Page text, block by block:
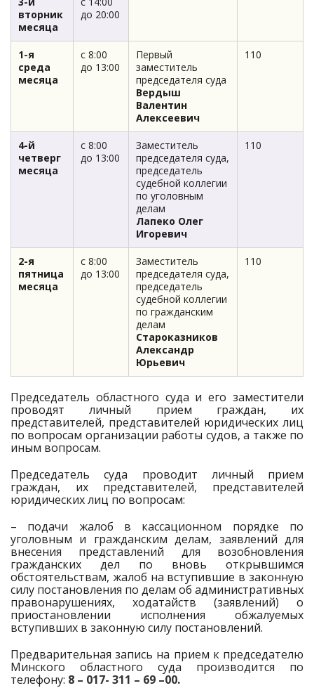
вторник
месяца
до 20:00
1-я
среда
месяца
с 8:00
до 13:00
Первый
заместитель
председателя суда
Вердыш
Валентин
Алексеевич
110
4-й
четверг
месяца
с 8:00
до 13:00
Заместитель
председателя суда,
председатель
судебной коллегии
по уголовным
делам
Лапеко Олег
Игоревич
110
2-я
пятница
месяца
с 8:00
до 13:00
Заместитель
председателя суда,
председатель
судебной коллегии
по гражданским
делам
Староказников
Александр
Юрьевич
110
Председатель областного суда и его заместители
проводят личный прием граждан, их
представителей, представителей юридических лиц
по вопросам организации работы судов, а также по
иным вопросам.
Председатель суда проводит личный прием
граждан, их представителей, представителей
юридических лиц по вопросам:
– подачи жалоб в кассационном порядке по
уголовным и гражданским делам, заявлений для
внесения представлений для возобновления
гражданских дел по вновь открывшимся
обстоятельствам, жалоб на вступившие в законную
силу постановления по делам об административных
правонарушениях, ходатайств (заявлений) о
приостановлении исполнения обжалуемых
вступивших в законную силу постановлений.
Предварительная запись на прием к председателю
Минского областного суда производится по
телефону: 8 – 017- 311 – 69 –00.